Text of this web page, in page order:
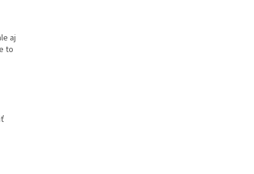
aj
to